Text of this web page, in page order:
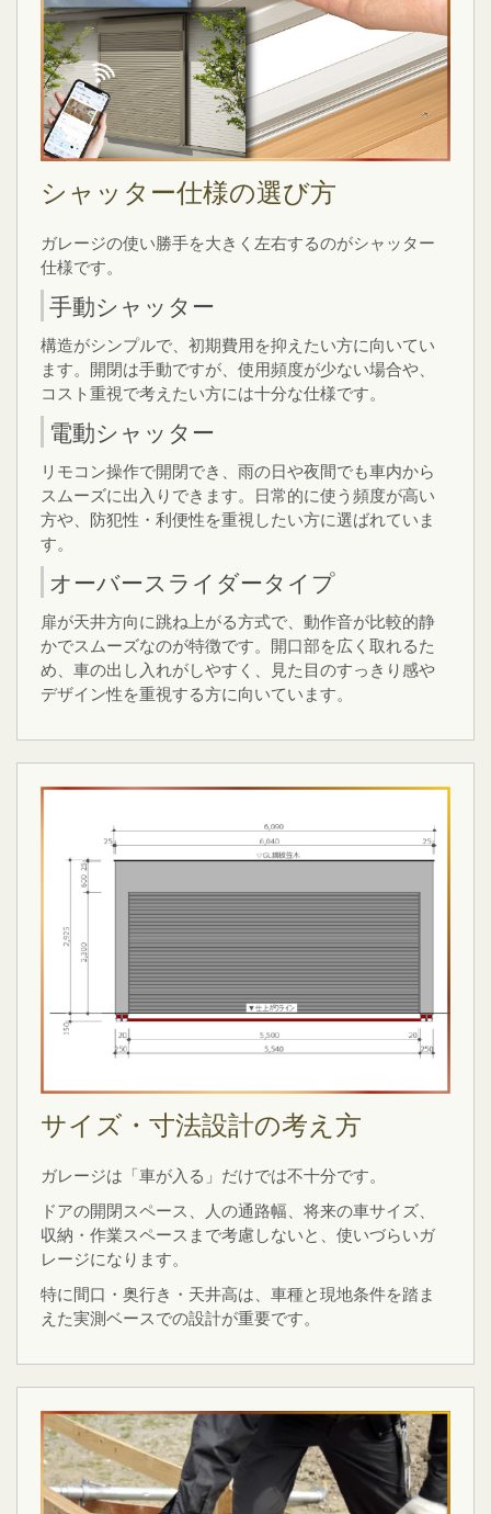
シャッター仕様の選び方
ガレージの使い勝手を大きく左右するのがシャッター
仕様です。
手動シャッター
構造がシンプルで、初期費用を抑えたい方に向いてい
ます。開閉は手動ですが、使用頻度が少ない場合や、
コスト重視で考えたい方には十分な仕様です。
電動シャッター
リモコン操作で開閉でき、雨の日や夜間でも車内から
スムーズに出入りできます。日常的に使う頻度が高い
方や、防犯性・利便性を重視したい方に選ばれていま
す。
オーバースライダータイプ
扉が天井方向に跳ね上がる方式で、動作音が比較的静
かでスムーズなのが特徴です。開口部を広く取れるた
め、車の出し入れがしやすく、見た目のすっきり感や
デザイン性を重視する方に向いています。
サイズ・寸法設計の考え方
ガレージは「車が入る」だけでは不十分です。
ドアの開閉スペース、人の通路幅、将来の車サイズ、
収納・作業スペースまで考慮しないと、使いづらいガ
レージになります。
特に間口・奥行き・天井高は、車種と現地条件を踏ま
えた実測ベースでの設計が重要です。